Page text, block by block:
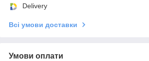
Delivery
Всі умови доставки
Умови оплати